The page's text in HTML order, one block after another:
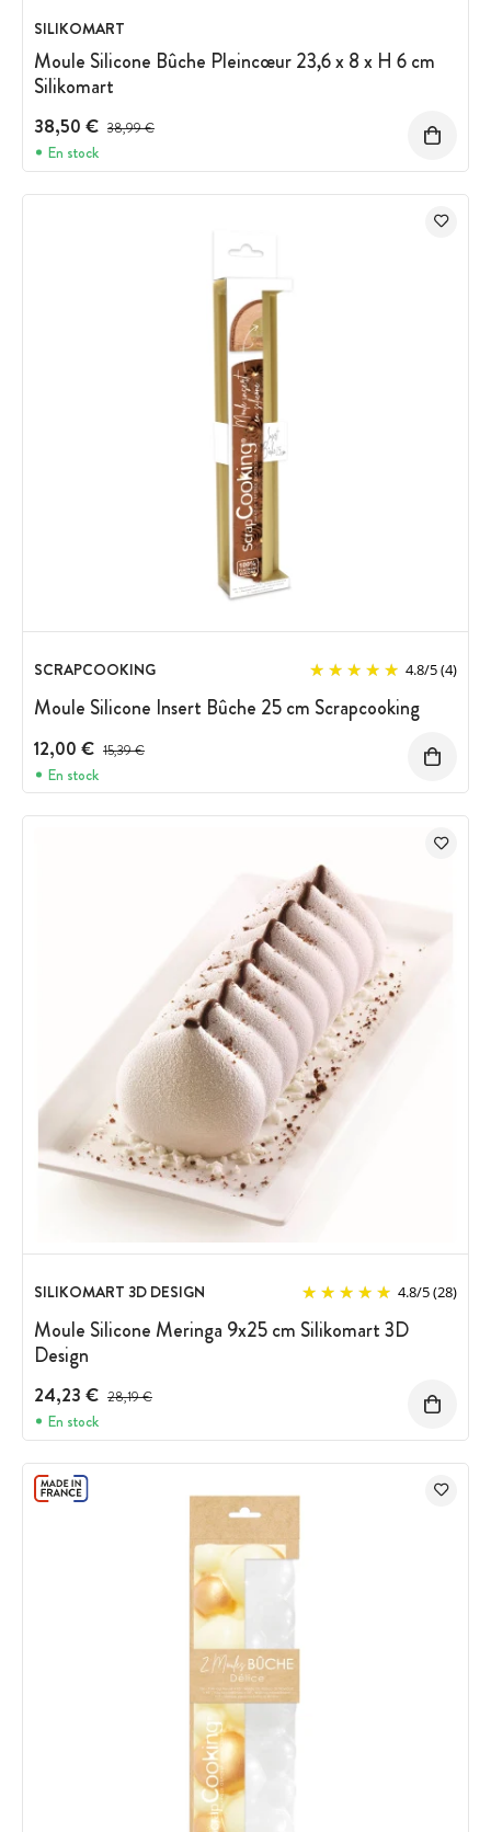
SILIKOMART
Moule Silicone Bûche Pleincœur 23,6 x 8 x H 6 cm
Silikomart
38,50 € Prix avant réduction :
38,99 €
En stock
SCRAPCOOKING 4.8/5(4)
Moule Silicone Insert Bûche 25 cm Scrapcooking
12,00 € Prix avant réduction :
15,39 €
En stock
SILIKOMART 3D DESIGN 4.8/5(28)
Moule Silicone Meringa 9x25 cm Silikomart 3D
Design
24,23 € Prix avant réduction :
28,19 €
En stock